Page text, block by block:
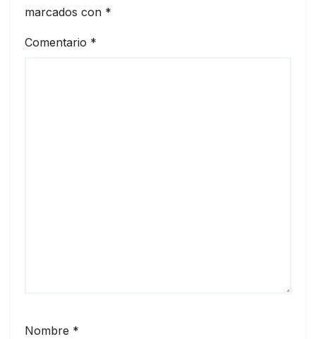
marcados con *
Comentario *
Nombre *